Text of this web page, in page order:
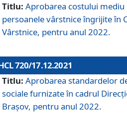
Titlu: Aprobarea costului
persoanele vârstnice îngrijite în
Vârstnice, pentru anul 2022.
720/17.12.2021
Titlu: Aprobarea standardelor
sociale furnizate în cadrul
Brașov, pentru anul 2022.